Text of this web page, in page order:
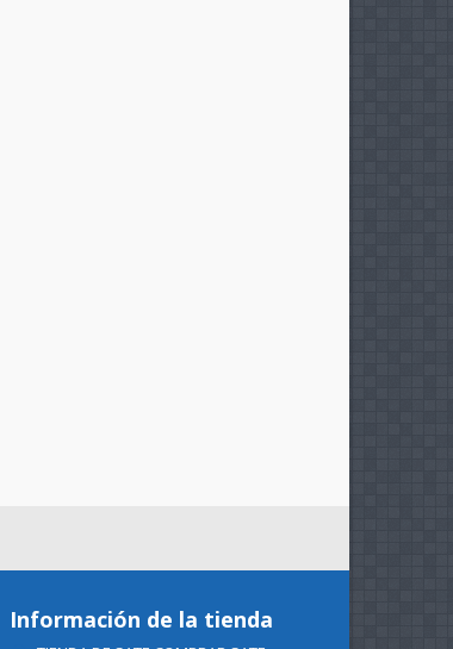
Información de la tienda